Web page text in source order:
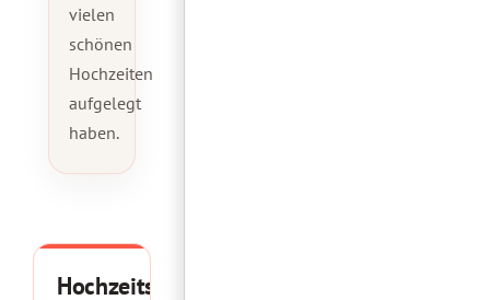
vielen
schönen
Hochzeiten
aufgelegt
haben.
Hochzeitspavillon